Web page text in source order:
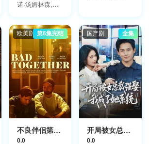
诺·汤姆林森,凯
卡罗琳·布莱奇斯
顿,鲁比·本特尔,
卢克·诺里斯,比
蒂·埃德尼,菲尔·
戴维斯,罗宾·埃
利斯,阿历克斯·
阿诺,萨布丽娜·
巴特利特,沃伦·
克拉克,理查德·
哈林顿,皮普·托
伦斯,理查德·霍
普,马克·福斯特
欧美剧 第6集完结
不良伴侣第一季
0.0
国产剧 全集
开局被女总裁强娶我成了她系统
0.0